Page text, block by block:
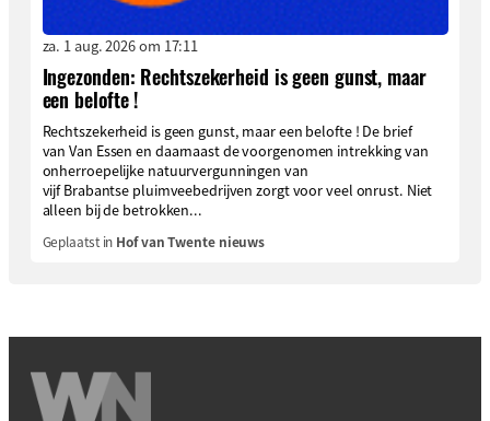
za. 1 aug. 2026 om 17:11
Ingezonden: Rechtszekerheid is geen gunst, maar
een belofte !
Rechtszekerheid is geen gunst, maar een belofte ! De brief
van Van Essen en daarnaast de voorgenomen intrekking van
onherroepelijke natuurvergunningen van
vijf Brabantse pluimveebedrijven zorgt voor veel onrust. Niet
alleen bij de betrokken...
Geplaatst in Hof van Twente nieuws